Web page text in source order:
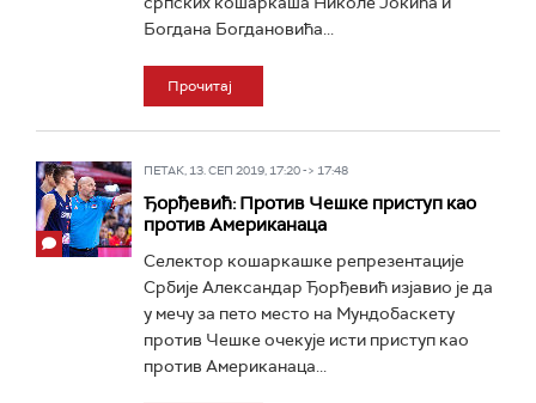
Богдана Богдановића...
Прочитај
ПЕТАК, 13. СЕП 2019, 17:20 -> 17:48
Ђорђевић: Против Чешке приступ као
против Американаца
Селектор кошаркашке репрезентације
Србије Александар Ђорђевић изјавио је да
у мечу за пето место на Мундобаскету
против Чешке очекује исти приступ као
против Американаца...